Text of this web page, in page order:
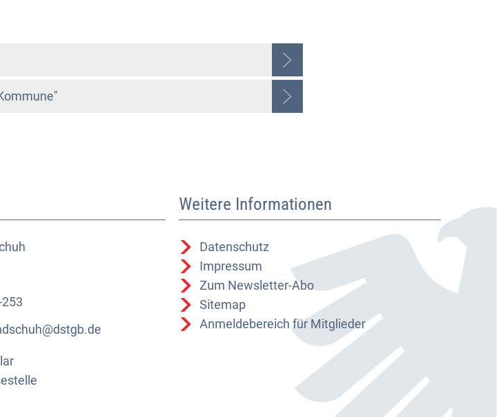
(Pressesprecher)
Weitere Informationen
Datenschutz
Impressum
Zum Newsletter-Abo
Sitemap
Anmeldebereich für Mitglieder